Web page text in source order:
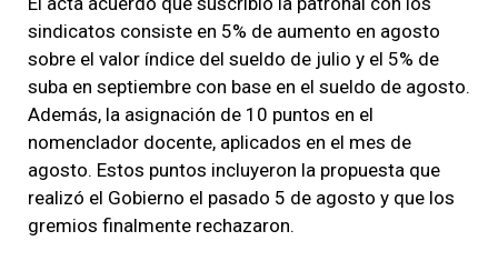
sindicatos consiste en 5% de aumento en agosto
sobre el valor índice del sueldo de julio y el 5% de
suba en septiembre con base en el sueldo de agosto.
Además, la asignación de 10 puntos en el
nomenclador docente, aplicados en el mes de
agosto. Estos puntos incluyeron la propuesta que
realizó el Gobierno el pasado 5 de agosto y que los
gremios finalmente rechazaron.